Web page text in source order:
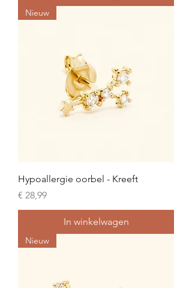
Nieuw
Hypoallergie oorbel - Kreeft
Prijs
€ 28,99
In winkelwagen
Nieuw